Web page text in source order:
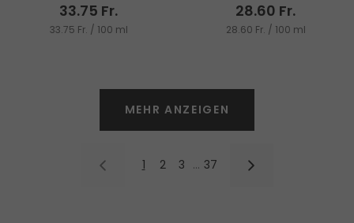
33.75 Fr.
33.75 Fr. / 100 ml
28.60 Fr.
28.60 Fr. / 100 ml
MEHR ANZEIGEN
1 2 3 … 37